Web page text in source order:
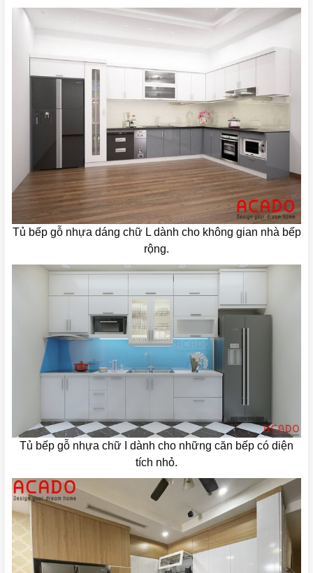
Tủ bếp gỗ nhựa dáng chữ L dành cho không gian nhà bếp
rộng.
Tủ bếp gỗ nhựa chữ I dành cho những căn bếp có diện
tích nhỏ.